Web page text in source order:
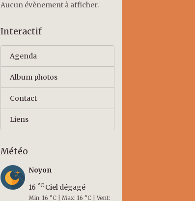
Aucun évènement à afficher.
Interactif
Agenda
Album photos
Contact
Liens
Météo
Noyon
16 °C Ciel dégagé
Min: 16 °C | Max: 16 °C | Vent: